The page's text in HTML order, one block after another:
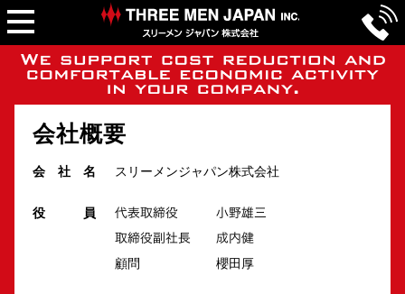
会社概要
会 社 名 スリーメンジャパン株式会社
役 員
顧問 櫻田厚